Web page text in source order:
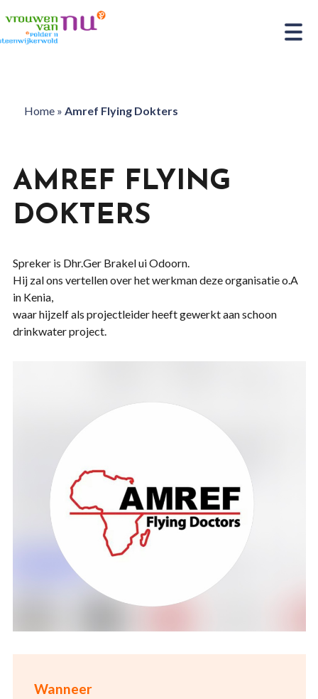
Home» Amref Flying Dokters
Wanneer
AMREF FLYING
DOKTERS
Spreker is Dhr.Ger Brakel ui Odoorn.
Hij zal ons vertellen over het werkman deze organisatie o.A
in Kenia,
waar hijzelf als projectleider heeft gewerkt aan schoon
drinkwater project.